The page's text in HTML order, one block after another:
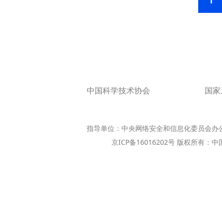
中国科学技术协会 国
指导单位：中央网络安全和信息化委员会
京ICP备16016202号 版权所有：